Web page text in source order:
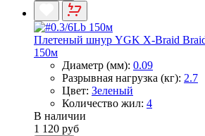
Плетеный шнур YGK X-Braid
150м
Диаметр (мм): 0.09
Разрывная нагрузка (кг): 2.7
Цвет: Зеленый
Количество жил: 4
В наличии
1 120 руб